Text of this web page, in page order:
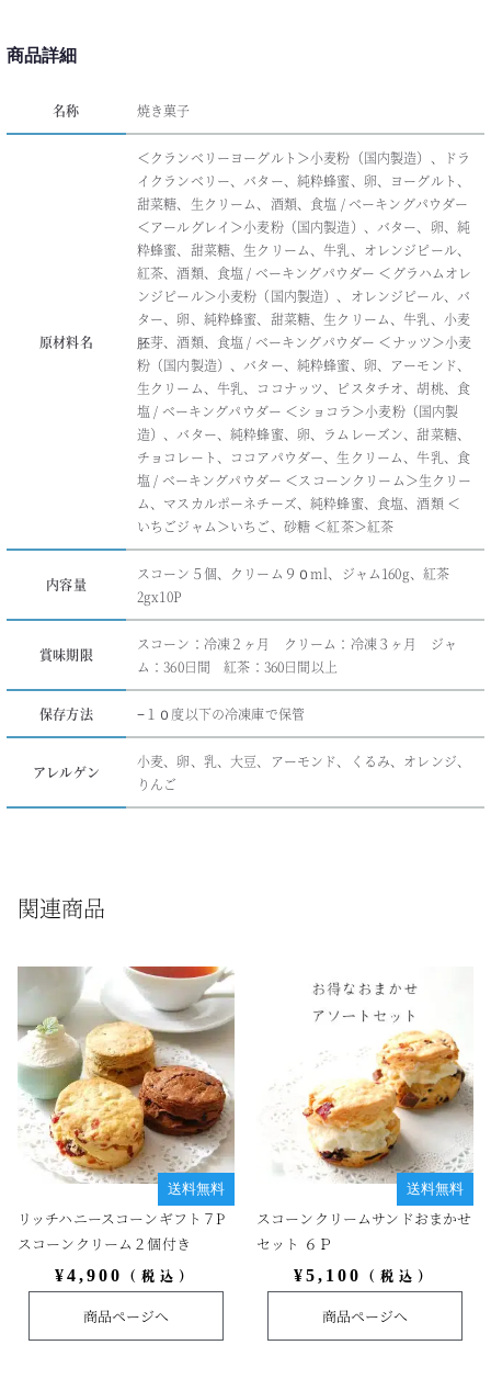
商品詳細
名称 焼き菓子
原材料名
＜クランベリーヨーグルト＞小麦粉（国内製造）、ドラ
イクランベリー、バター、純粋蜂蜜、卵、ヨーグルト、
甜菜糖、生クリーム、酒類、食塩 / ベーキングパウダー
＜アールグレイ＞小麦粉（国内製造）、バター、卵、純
粋蜂蜜、甜菜糖、生クリーム、牛乳、オレンジピール、
紅茶、酒類、食塩 / ベーキングパウダー ＜グラハムオレ
ンジピール＞小麦粉（国内製造）、オレンジピール、バ
ター、卵、純粋蜂蜜、甜菜糖、生クリーム、牛乳、小麦
胚芽、酒類、食塩 / ベーキングパウダー ＜ナッツ＞小麦
粉（国内製造）、バター、純粋蜂蜜、卵、アーモンド、
生クリーム、牛乳、ココナッツ、ピスタチオ、胡桃、食
塩 / ベーキングパウダー ＜ショコラ＞小麦粉（国内製
造）、バター、純粋蜂蜜、卵、ラムレーズン、甜菜糖、
チョコレート、ココアパウダー、生クリーム、牛乳、食
塩 / ベーキングパウダー ＜スコーンクリーム＞生クリー
ム、マスカルポーネチーズ、純粋蜂蜜、食塩、酒類 ＜
いちごジャム＞いちご、砂糖 ＜紅茶＞紅茶
内容量
スコーン５個、クリーム９０ml、ジャム160g、紅茶
2gx10P
賞味期限
スコーン：冷凍２ヶ月 クリーム：冷凍３ヶ月 ジャ
ム：360日間 紅茶：360日間以上
保存方法 −１０度以下の冷凍庫で保管
アレルゲン
小麦、卵、乳、大豆、アーモンド、くるみ、オレンジ、
りんご
関連商品
送料無料
リッチハニースコーンギフト７P
スコーンクリーム２個付き
¥4,900 （税込）
商品ページへ
送料無料
スコーンクリームサンドおまかせ
セット ６Ｐ
¥5,100 （税込）
商品ページへ